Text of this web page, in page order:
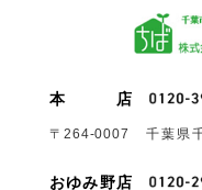
本 店
〒264-0007 千葉県
おゆみ野店